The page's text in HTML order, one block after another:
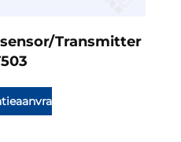
Transmitter